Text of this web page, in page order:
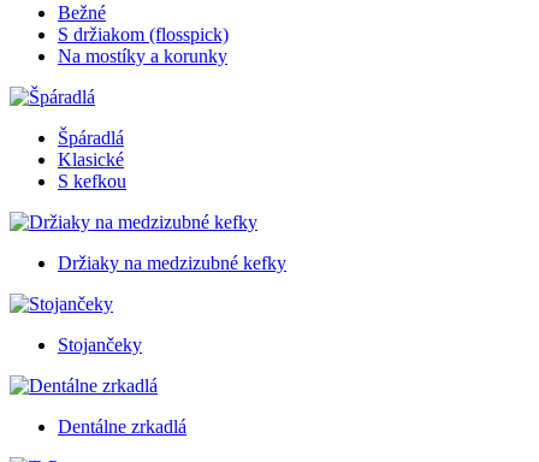
Bežné
S držiakom (flosspick)
Na mostíky a korunky
Špáradlá
Klasické
S kefkou
Držiaky na medzizubné kefky
Stojančeky
Dentálne zrkadlá